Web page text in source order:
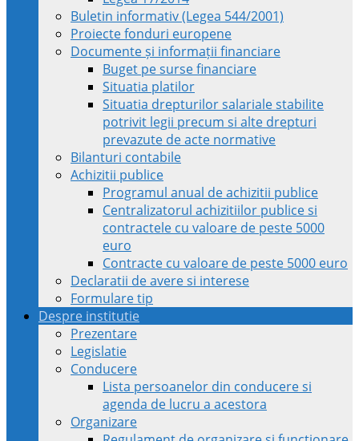
Buletin informativ (Legea 544/2001)
Proiecte fonduri europene
Documente și informații financiare
Buget pe surse financiare
Situatia platilor
Situatia drepturilor salariale stabilite
potrivit legii precum si alte drepturi
prevazute de acte normative
Bilanturi contabile
Achizitii publice
Programul anual de achizitii publice
Centralizatorul achizitiilor publice si
contractele cu valoare de peste 5000
euro
Contracte cu valoare de peste 5000 euro
Declaratii de avere si interese
Formulare tip
Despre institutie
Prezentare
Legislatie
Conducere
Lista persoanelor din conducere si
agenda de lucru a acestora
Organizare